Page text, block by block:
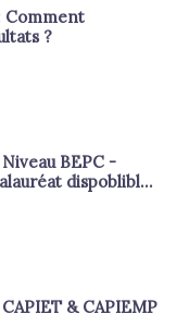
Comment
?
BEPC -
dispoblible
& CAPIEMP